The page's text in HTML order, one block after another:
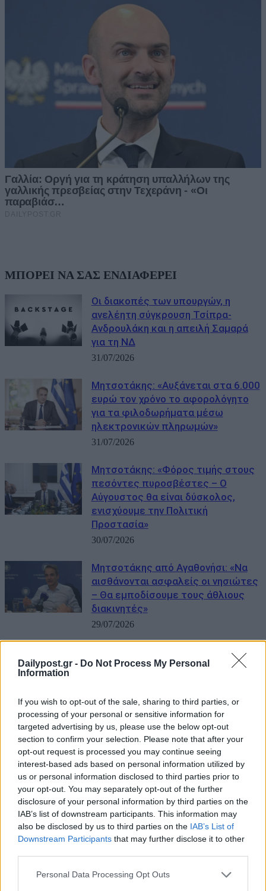
Dailypost.gr - Do Not Process My Personal
Information
If you wish to opt-out of the sale, sharing to third parties, or
processing of your personal or sensitive information for
targeted advertising by us, please use the below opt-out
section to confirm your selection. Please note that after your
opt-out request is processed you may continue seeing
interest-based ads based on personal information utilized by
us or personal information disclosed to third parties prior to
your opt-out. You may separately opt-out of the further
disclosure of your personal information by third parties on the
IAB’s list of downstream participants. This information may
also be disclosed by us to third parties on the IAB’s List of
Downstream Participants that may further disclose it to other
Personal Data Processing Opt Outs
ΜΠΟΡΕΙ ΝΑ ΣΑΣ ΕΝΔΙΑΦΕΡΕΙ
Οι διακοπές των υπουργών, η
ανελέητη σύγκρουση Τσίπρα-
Ανδρουλάκη και η απειλή Σαμαρά
για τη ΝΔ
31/07/2026
Μητσοτάκης: «Αυξάνεται στα 6.000
ευρώ τον χρόνο το αφορολόγητο
για τα φιλοδωρήματα μέσω
ηλεκτρονικών πληρωμών»
31/07/2026
Μητσοτάκης: «Φόρος τιμής στους
πεσόντες πυροσβέστες – Ο
Αύγουστος θα είναι δύσκολος,
ενισχύουμε την Πολιτική
Προστασία»
30/07/2026
Μητσοτάκης από Αγαθονήσι: «Να
αισθάνονται ασφαλείς οι νησιώτες
– Θα εμποδίσουμε τους άθλιους
διακινητές»
29/07/2026
Δείπνο Μητσοτάκη – Ιερώνυμου
στον Λυκαβηττό σε θερμό κλίμα –
Επικοινωνία Μητσοτάκη με τον
Κρίστοφερ Νόλαν για την επιτυχία
της «Οδύσσειας»: «Προβάλλει τον
ελληνικό πολιτισμό διεθνώς»
28/07/2026
ΡΟΗ ΕΙΔΗΣΕΩΝ
ταξιδιώτες από την Ιταλία